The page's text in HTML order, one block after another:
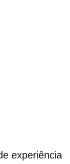
experiência